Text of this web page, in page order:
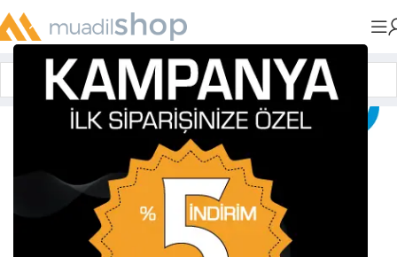
Anasayfa»Muadil Tonerler